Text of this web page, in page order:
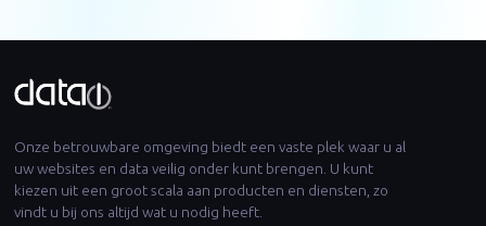
Onze betrouwbare omgeving biedt een vaste plek waar u al
uw websites en data veilig onder kunt brengen. U kunt
kiezen uit een groot scala aan producten en diensten, zo
vindt u bij ons altijd wat u nodig heeft.